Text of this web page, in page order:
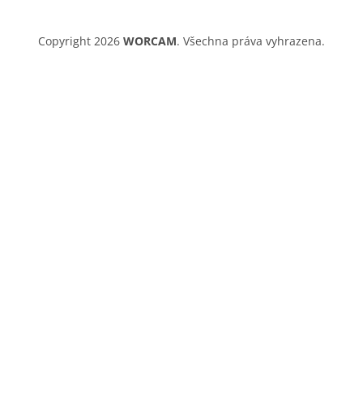
Copyright 2026 WORCAM. Všechna práva vyhrazena.